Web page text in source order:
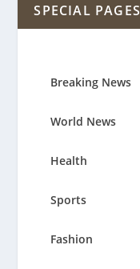
SPECIAL PAGES
Breaking News
World News
Health
Sports
Fashion